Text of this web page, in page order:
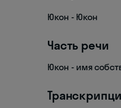
Юкон - Юкон
Часть речи
Юкон - имя